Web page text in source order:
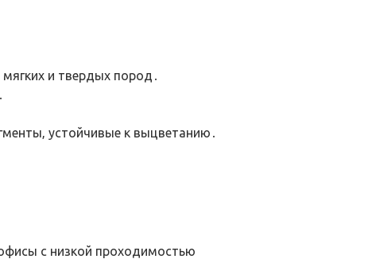
и твердых пород․
устойчивые к выцветанию․
с низкой проходимостью